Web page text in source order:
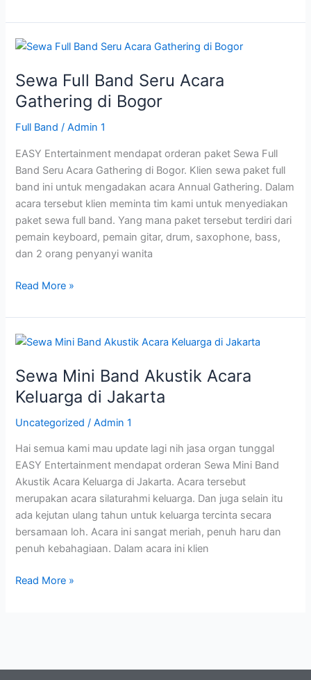
Sewa Full Band Seru Acara
Gathering di Bogor
Full Band /Admin 1
EASY Entertainment mendapat orderan paket Sewa Full
Band Seru Acara Gathering di Bogor. Klien sewa paket full
band ini untuk mengadakan acara Annual Gathering. Dalam
acara tersebut klien meminta tim kami untuk menyediakan
paket sewa full band. Yang mana paket tersebut terdiri dari
pemain keyboard, pemain gitar, drum, saxophone, bass,
dan 2 orang penyanyi wanita
Sewa
Band
Seru
Gathering
Read More »
Sewa Mini Band Akustik Acara
Keluarga di Jakarta
Uncategorized /Admin 1
Hai semua kami mau update lagi nih jasa organ tunggal
EASY Entertainment mendapat orderan Sewa Mini Band
Akustik Acara Keluarga di Jakarta. Acara tersebut
merupakan acara silaturahmi keluarga. Dan juga selain itu
ada kejutan ulang tahun untuk keluarga tercinta secara
bersamaan loh. Acara ini sangat meriah, penuh haru dan
penuh kebahagiaan. Dalam acara ini klien
Sewa
Band
Akustik
Acara
Keluarga
Read More »